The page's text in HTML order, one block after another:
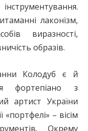
лаконізм,
виразності,
образів.
Колодуб є й
фортепіано з
артист України
«портфелі» – вісім
Окрему